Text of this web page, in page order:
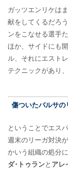
ガッツエンリケは
献をしてくるだろ
ンをこなせる選手た
ほか、サイドにも開
ル、それにエスト
テクニックがあり
傷ついたバルサ
ということでエス
週末のリーガ対決
かいう組織の処分
ダ･トゥランと アレ